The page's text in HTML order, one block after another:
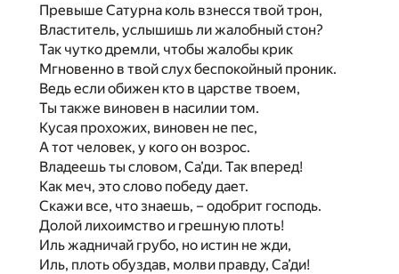
Превыше Сатурна коль взнесся твой трон,
Властитель, услышишь ли жалобный стон?
Так чутко дремли, чтобы жалобы крик
Мгновенно в твой слух беспокойный проник.
Ведь если обижен кто в царстве твоем,
Ты также виновен в насилии том.
Кусая прохожих, виновен не пес,
А тот человек, у кого он возрос.
Владеешь ты словом, Са’ди. Так вперед!
Как меч, это слово победу дает.
Скажи все, что знаешь, – одобрит господь.
Долой лихоимство и грешную плоть!
Иль жадничай грубо, но истин не жди,
Иль, плоть обуздав, молви правду, Са’ди!